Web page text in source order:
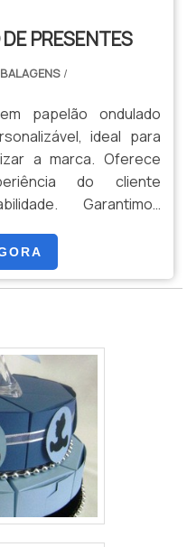
PRESENTES
/
papelão ondulado
ideal para
a marca. Oferece
do cliente
Garantimos